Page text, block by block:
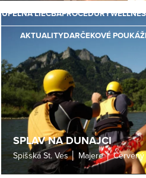
KÚPEĽNÁ LIEČBAPROCEDÚRY
AKTUALITYDARČEKOVÉ
SPLAV NA DUNAJCI
Spišská St. Ves │ Majere │